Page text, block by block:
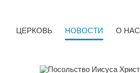
ЦЕРКОВЬ НОВОСТИ О НАС